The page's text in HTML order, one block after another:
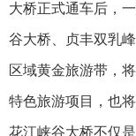
大桥正式通车后，
谷大桥、贞丰双乳
区域黄金旅游带，
特色旅游项目，也将
花江峡谷大桥不仅